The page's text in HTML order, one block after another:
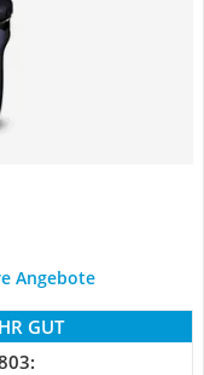
Angebote
GUT